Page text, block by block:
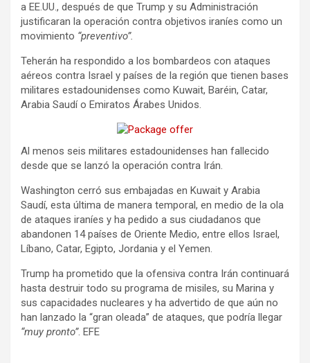
a EE.UU., después de que Trump y su Administración
justificaran la operación contra objetivos iraníes como un
movimiento “preventivo”.
Teherán ha respondido a los bombardeos con ataques
aéreos contra Israel y países de la región que tienen bases
militares estadounidenses como Kuwait, Baréin, Catar,
Arabia Saudí o Emiratos Árabes Unidos.
Al menos seis militares estadounidenses han fallecido
desde que se lanzó la operación contra Irán.
Washington cerró sus embajadas en Kuwait y Arabia
Saudí, esta última de manera temporal, en medio de la ola
de ataques iraníes y ha pedido a sus ciudadanos que
abandonen 14 países de Oriente Medio, entre ellos Israel,
Líbano, Catar, Egipto, Jordania y el Yemen.
Trump ha prometido que la ofensiva contra Irán continuará
hasta destruir todo su programa de misiles, su Marina y
sus capacidades nucleares y ha advertido de que aún no
han lanzado la “gran oleada” de ataques, que podría llegar
“muy pronto”. EFE